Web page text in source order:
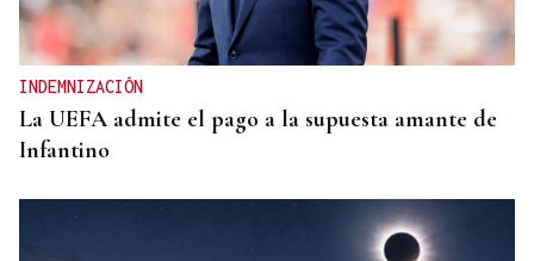
INDEMNIZACIÓN
La UEFA admite el pago a la supuesta amante de
Infantino